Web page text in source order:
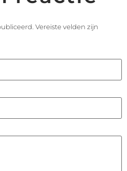
Vereiste velden zijn